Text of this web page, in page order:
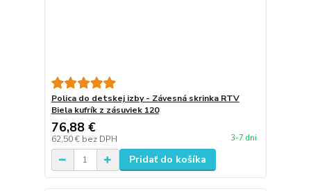
Polica do detskej izby - Závesná skrinka RTV
Biela kufrík z zásuviek 120
76,88 €
62,50 € bez DPH 3-7 dni
Pridať do košíka